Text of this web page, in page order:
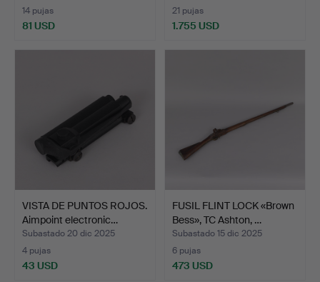
14 pujas
81 USD
21 pujas
1.755 USD
VISTA DE PUNTOS ROJOS.
Aimpoint electronic…
Subastado 20 dic 2025
4 pujas
43 USD
FUSIL FLINT LOCK «Brown
Bess», TC Ashton, …
Subastado 15 dic 2025
6 pujas
473 USD